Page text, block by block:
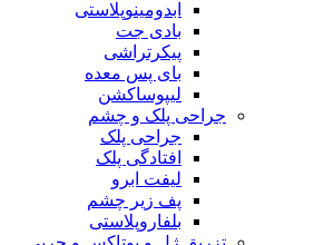
ابدومینوپلاستی
بادی‌ جت
پیکرتراشی
بای پس معده
لیپوساکشن
جراحی پلک و چشم
جراحی پلک
افتادگی پلک
لیفت ابرو
پف زیر چشم
بلفاروپلاستی